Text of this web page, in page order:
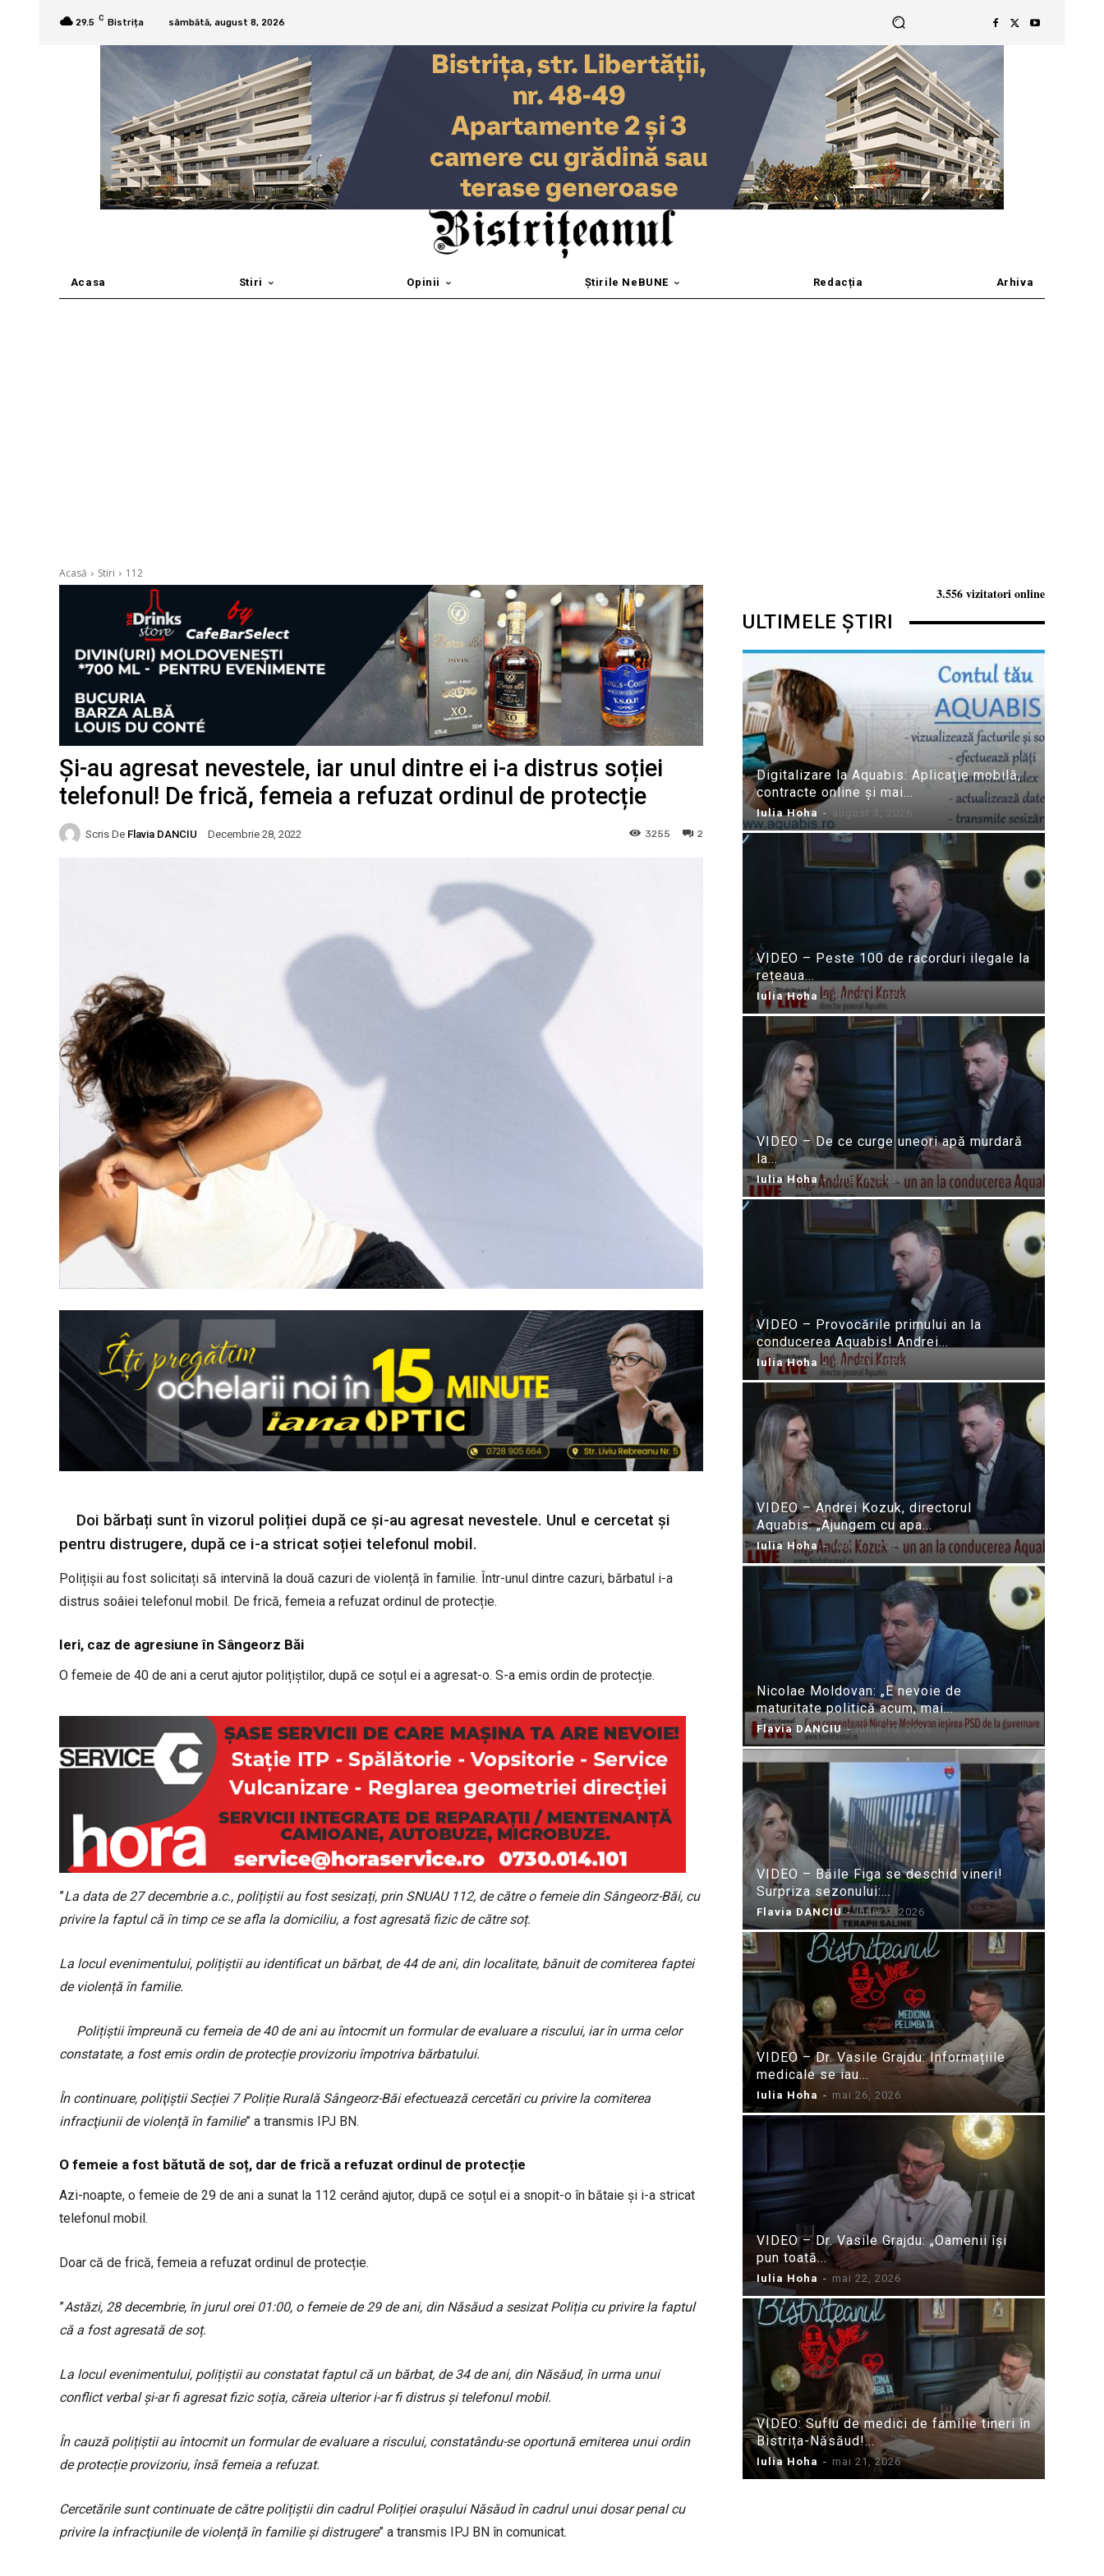
29.5 C Bistrița sâmbătă, august 8, 2026
Acasa Stiri Opinii Știrile NeBUNE Redacția Arhiva
Acasă Stiri 112
Și-au agresat nevestele, iar unul dintre ei i-a distrus soției
telefonul! De frică, femeia a refuzat ordinul de protecție
Scris De Flavia DANCIU Decembrie 28, 2022 2
3255
Doi bărbați sunt în vizorul poliției după ce și-au agresat nevestele. Unul e cercetat și
pentru distrugere, după ce i-a stricat soției telefonul mobil.
Polițișii au fost solicitați să intervină la două cazuri de violență în familie. Într-unul dintre cazuri, bărbatul i-a
distrus soâiei telefonul mobil. De frică, femeia a refuzat ordinul de protecție.
Ieri, caz de agresiune în Sângeorz Băi
O femeie de 40 de ani a cerut ajutor polițiștilor, după ce soțul ei a agresat-o. S-a emis ordin de protecție.
”La data de 27 decembrie a.c., polițiștii au fost sesizați, prin SNUAU 112, de către o femeie din Sângeorz-Băi, cu
privire la faptul că în timp ce se afla la domiciliu, a fost agresată fizic de către soț.
La locul evenimentului, polițiștii au identificat un bărbat, de 44 de ani, din localitate, bănuit de comiterea faptei
de violență în familie.
Polițiștii împreună cu femeia de 40 de ani au întocmit un formular de evaluare a riscului, iar în urma celor
constatate, a fost emis ordin de protecție provizoriu împotriva bărbatului.
În continuare, poliţiştii Secției 7 Poliție Rurală Sângeorz-Băi efectuează cercetări cu privire la comiterea
infracţiunii de violenţă în familie” a transmis IPJ BN.
O femeie a fost bătută de soț, dar de frică a refuzat ordinul de protecție
Azi-noapte, o femeie de 29 de ani a sunat la 112 cerând ajutor, după ce soțul ei a snopit-o în bătaie și i-a stricat
telefonul mobil.
Doar că de frică, femeia a refuzat ordinul de protecție.
”Astăzi, 28 decembrie, în jurul orei 01:00, o femeie de 29 de ani, din Năsăud a sesizat Poliția cu privire la faptul
că a fost agresată de soț.
La locul evenimentului, polițiștii au constatat faptul că un bărbat, de 34 de ani, din Năsăud, în urma unui
conflict verbal și-ar fi agresat fizic soția, căreia ulterior i-ar fi distrus și telefonul mobil.
În cauză polițiștii au întocmit un formular de evaluare a riscului, constatându-se oportună emiterea unui ordin
de protecție provizoriu, însă femeia a refuzat.
Cercetările sunt continuate de către polițiștii din cadrul Poliției orașului Năsăud în cadrul unui dosar penal cu
privire la infracţiunile de violenţă în familie și distrugere” a transmis IPJ BN în comunicat.
3.556 vizitatori online
ULTIMELE ȘTIRI
Digitalizare la Aquabis: Aplicație mobilă,
contracte online și mai...
Iulia Hoha - august 3, 2026
VIDEO – Peste 100 de racorduri ilegale la
rețeaua...
Iulia Hoha - iulie 31, 2026
VIDEO – De ce curge uneori apă murdară
la...
Iulia Hoha - iulie 24, 2026
VIDEO – Provocările primului an la
conducerea Aquabis! Andrei...
Iulia Hoha - iulie 21, 2026
VIDEO – Andrei Kozuk, directorul
Aquabis: „Ajungem cu apa...
Iulia Hoha - iulie 21, 2026
Nicolae Moldovan: „E nevoie de
maturitate politică acum, mai...
Flavia DANCIU - iunie 10, 2026
VIDEO – Băile Figa se deschid vineri!
Surpriza sezonului:...
Flavia DANCIU - iunie 9, 2026
VIDEO – Dr. Vasile Grajdu: Informațiile
medicale se iau...
Iulia Hoha - mai 26, 2026
VIDEO – Dr. Vasile Grajdu: „Oamenii își
pun toată...
Iulia Hoha - mai 22, 2026
VIDEO: Suflu de medici de familie tineri în
Bistrița-Năsăud!...
Iulia Hoha - mai 21, 2026